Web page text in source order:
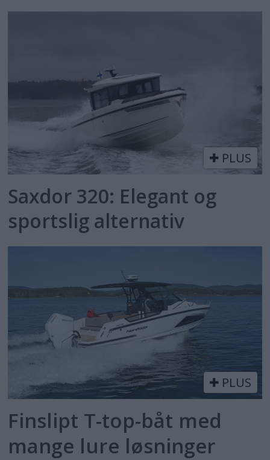
PLUS
Saxdor 320: Elegant og
sportslig alternativ
PLUS
Finslipt T-top-båt med
mange lure løsninger